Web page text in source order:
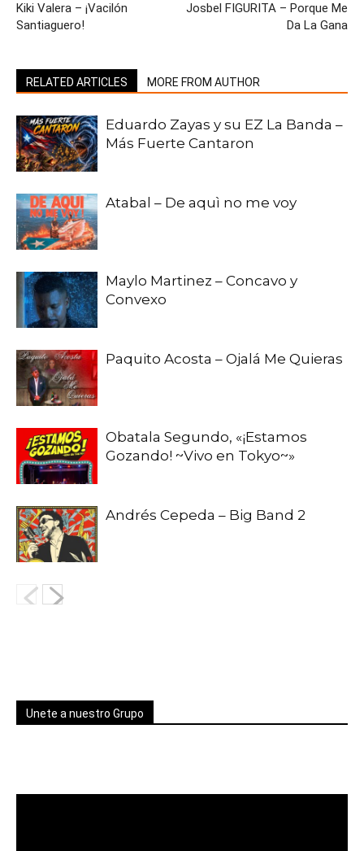
Kiki Valera – ¡Vacilón
Santiaguero!
Josbel FIGURITA – Porque Me
Da La Gana
RELATED ARTICLES MORE FROM AUTHOR
Eduardo Zayas y su EZ La Banda –
Más Fuerte Cantaron
Atabal – De aquì no me voy
Maylo Martinez – Concavo y
Convexo
Paquito Acosta – Ojalá Me Quieras
Obatala Segundo, «¡Estamos
Gozando! ~Vivo en Tokyo~»
Andrés Cepeda – Big Band 2
Unete a nuestro Grupo